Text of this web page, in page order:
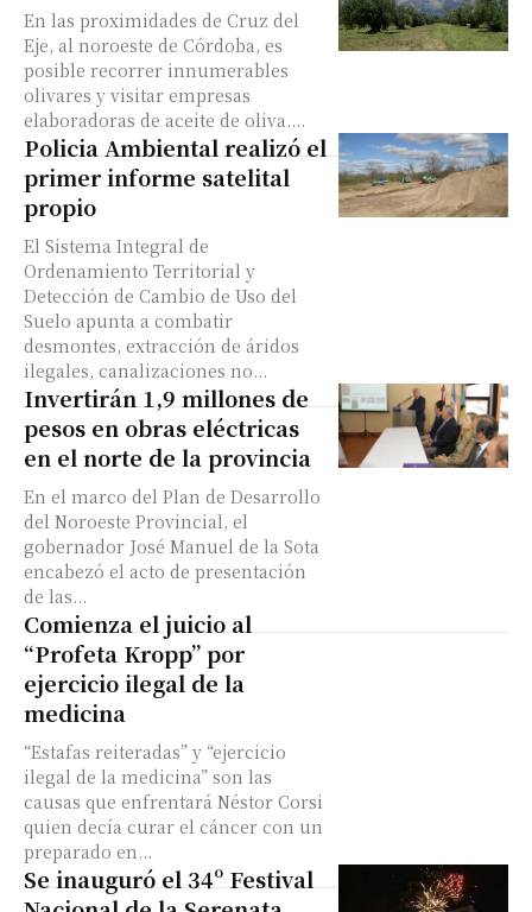
En las proximidades de Cruz del
Eje, al noroeste de Córdoba, es
posible recorrer innumerables
olivares y visitar empresas
elaboradoras de aceite de oliva....
Policia Ambiental realizó el
primer informe satelital
propio
El Sistema Integral de
Ordenamiento Territorial y
Detección de Cambio de Uso del
Suelo apunta a combatir
desmontes, extracción de áridos
ilegales, canalizaciones no...
Invertirán 1,9 millones de
pesos en obras eléctricas
en el norte de la provincia
En el marco del Plan de Desarrollo
del Noroeste Provincial, el
gobernador José Manuel de la Sota
encabezó el acto de presentación
de las...
Comienza el juicio al
“Profeta Kropp” por
ejercicio ilegal de la
medicina
“Estafas reiteradas” y “ejercicio
ilegal de la medicina” son las
causas que enfrentará Néstor Corsi
quien decía curar el cáncer con un
preparado en...
Se inauguró el 34º Festival